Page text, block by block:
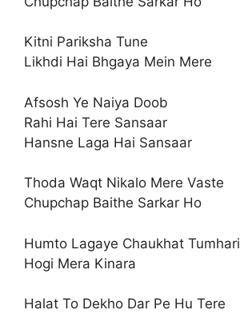
Kitni Pariksha Tune
Likhdi Hai Bhgaya Mein Mere
Afsosh Ye Naiya Doob
Rahi Hai Tere Sansaar
Hansne Laga Hai Sansaar
Thoda Waqt Nikalo Mere Vaste
Chupchap Baithe Sarkar Ho
Humto Lagaye Chaukhat Tumhari
Hogi Mera Kinara
Halat To Dekho Dar Pe Hu Tere